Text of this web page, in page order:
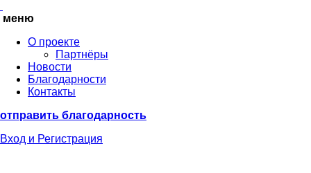
меню
О проекте
Партнёры
Новости
Благодарности
Контакты
отправить благодарность
Вход и Регистрация